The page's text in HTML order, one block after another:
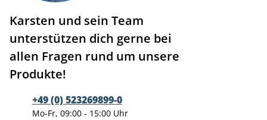
Karsten und sein Team
unterstützen dich gerne bei
allen Fragen rund um unsere
Produkte!
+49 (0) 523269899-0
Mo-Fr, 09:00 - 15:00 Uhr